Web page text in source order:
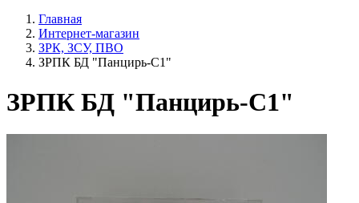
Главная
Интернет-магазин
ЗРК, ЗСУ, ПВО
ЗРПК БД "Панцирь-С1"
ЗРПК БД "Панцирь-С1"